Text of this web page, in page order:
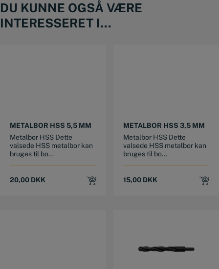
DU KUNNE OGSÅ VÆRE
INTERESSERET I...
METALBOR HSS 5,5 MM
Metalbor HSS Dette
valsede HSS metalbor kan
bruges til bo...
20,00 DKK
METALBOR HSS 3,5 MM
Metalbor HSS Dette
valsede HSS metalbor kan
bruges til bo...
15,00 DKK